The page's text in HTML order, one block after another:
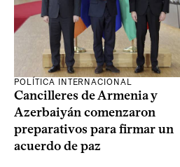
POLÍTICA INTERNACIONAL
Cancilleres de Armenia y
Azerbaiyán comenzaron
preparativos para firmar un
acuerdo de paz